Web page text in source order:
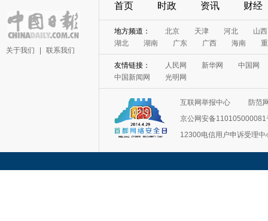
关于我们 联系我们
首页 时政 资讯 财经
地方频道： 北京 天津 河北
山西
湖北
湖南 广东 广西 海南
友情链接： 人民网 新华网
中国网
中国新闻网
光明网
互联网举报中心
防范
京公网安备110105000081
12300电信用户申诉受理中